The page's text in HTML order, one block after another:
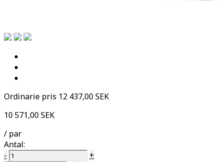
Ordinarie pris 12 437,00 SEK
10 571,00 SEK
/ par
Antal:
-
+